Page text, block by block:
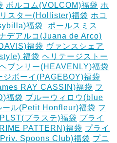
ボルコム(VOLCOM)福袋 ホ
スター(Hollister)福袋 ホコ
福袋
ポールスミス
デアルコ(Juana de Arco)
福袋 ヴァンスシェア
福袋 ヘリテージストー
ブンリー(HEAVENLY)福袋
ジボーイ(PAGEBOY)福袋
RAY CASSIN)福袋 フ
福袋 ブルーウィロウ(blue
ール(Petit Honfleur)福袋 フ
PLST(プラステ)福袋 プライ
PATTERN)福袋 プライ
Spoons Club)福袋 プニ